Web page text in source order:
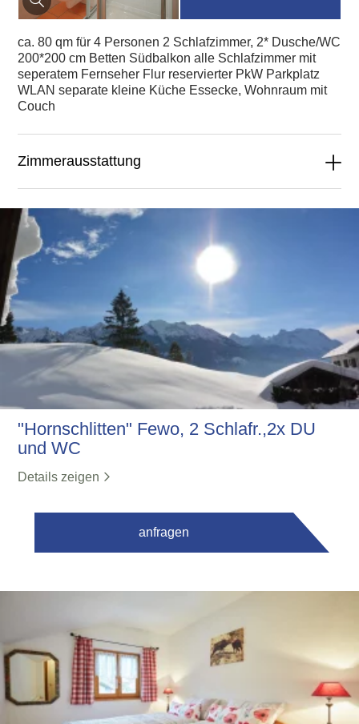
ca. 80 qm für 4 Personen 2 Schlafzimmer, 2* Dusche/WC
200*200 cm Betten Südbalkon alle Schlafzimmer mit
seperatem Fernseher Flur reservierter PkW Parkplatz
WLAN separate kleine Küche Essecke, Wohnraum mit
Couch
Zimmerausstattung
"Hornschlitten" Fewo, 2 Schlafr.,2x DU
und WC
Details zeigen
anfragen